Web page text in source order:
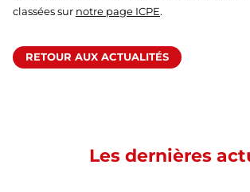
classées sur notre page ICPE.
RETOUR AUX ACTUALITÉS
Les dernières